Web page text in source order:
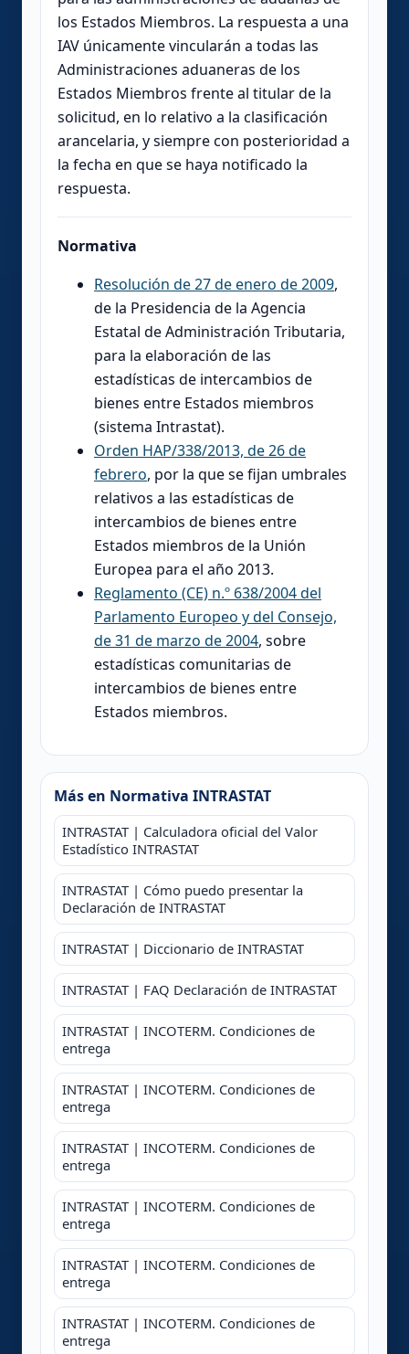
los Estados Miembros. La respuesta a una
IAV únicamente vincularán a todas las
Administraciones aduaneras de los
Estados Miembros frente al titular de la
solicitud, en lo relativo a la clasificación
arancelaria, y siempre con posterioridad a
la fecha en que se haya notificado la
respuesta.
Normativa
Resolución de 27 de enero de 2009,
de la Presidencia de la Agencia
Estatal de Administración Tributaria,
para la elaboración de las
estadísticas de intercambios de
bienes entre Estados miembros
(sistema Intrastat).
Orden HAP/338/2013, de 26 de
febrero, por la que se fijan umbrales
relativos a las estadísticas de
intercambios de bienes entre
Estados miembros de la Unión
Europea para el año 2013.
Reglamento (CE) n.º 638/2004 del
Parlamento Europeo y del Consejo,
de 31 de marzo de 2004, sobre
estadísticas comunitarias de
intercambios de bienes entre
Estados miembros.
Más en Normativa INTRASTAT
INTRASTAT | Calculadora oficial del Valor
Estadístico INTRASTAT
INTRASTAT | Cómo puedo presentar la
Declaración de INTRASTAT
INTRASTAT | Diccionario de INTRASTAT
INTRASTAT | FAQ Declaración de INTRASTAT
INTRASTAT | INCOTERM. Condiciones de
entrega
INTRASTAT | INCOTERM. Condiciones de
entrega
INTRASTAT | INCOTERM. Condiciones de
entrega
INTRASTAT | INCOTERM. Condiciones de
entrega
INTRASTAT | INCOTERM. Condiciones de
entrega
INTRASTAT | INCOTERM. Condiciones de
entrega